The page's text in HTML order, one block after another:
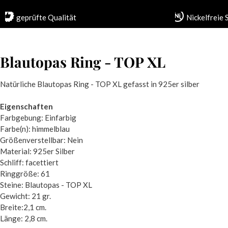
geprüfte Qualität Nickelfreie
Blautopas Ring - TOP XL
Natürliche Blautopas Ring - TOP XL gefasst in 925er silber
Eigenschaften
Farbgebung: Einfarbig
Farbe(n): himmelblau
Größenverstellbar: Nein
Material: 925er Silber
Schliff: facettiert
Ringgröße: 61
Steine: Blautopas - TOP XL
Gewicht: 21 gr.
Breite:2,1 cm.
Länge: 2,8 cm.